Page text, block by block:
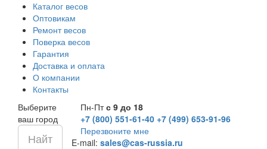
Каталог весов
Оптовикам
Ремонт весов
Поверка весов
Гарантия
Доставка и оплата
О компании
Контакты
Выберите
ваш город
Пн-Птс 9 до 18
+7 (800) 551-61-40 +7 (499) 653-91-96
Перезвоните мне
E-mail: sales@cas-russia.ru